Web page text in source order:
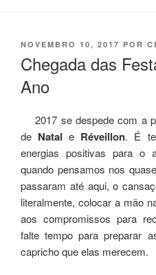
PUBLICADO
NOVEMBRO 10, 2017 POR
Chegada das
Ano
2017 se despede com a
de Natal e Réveillon. É
energias positivas para o
quando pensamos nos
passaram até aqui, o
literalmente, colocar a mão
aos compromissos para
falte tempo para preparar
capricho que elas merecem.